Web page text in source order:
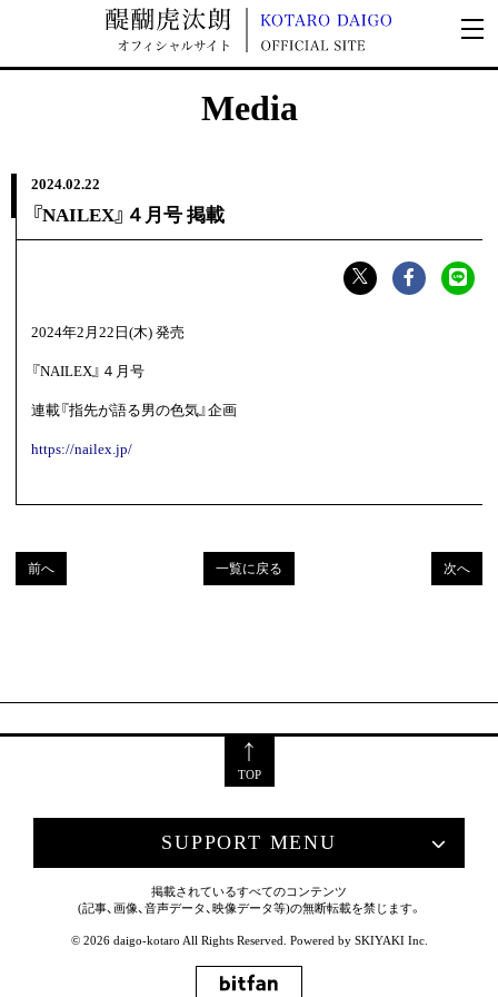
Media
2024.02.22
『NAILEX』４月号 掲載
2024年2月22日(木) 発売
『NAILEX』４月号
連載『指先が語る男の色気』企画
https://nailex.jp/
前へ 一覧に戻る 次へ
TOP
SUPPORT MENU
掲載されているすべてのコンテンツ
(記事、画像、音声データ、映像データ等)の無断転載を禁じます。
© 2026 daigo-kotaro All Rights Reserved. Powered by SKIYAKI Inc.